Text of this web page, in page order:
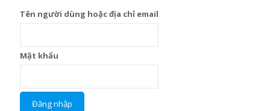
Tên người dùng hoặc địa chỉ email
Mật khẩu